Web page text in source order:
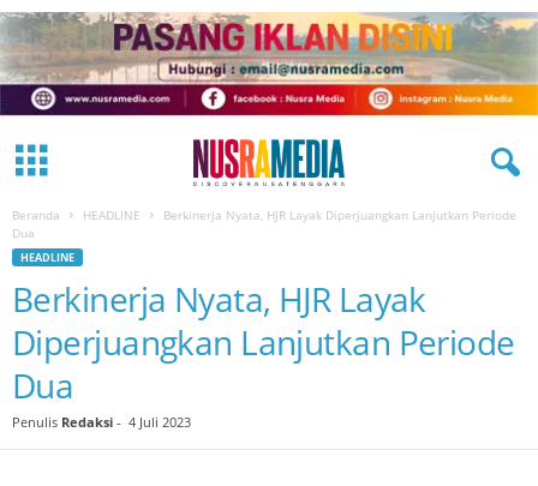
Beranda HEADLINE
Berkinerja Nyata, HJR Layak Diperjuangkan Lanjutkan Periode
Dua
HEADLINE
Berkinerja Nyata, HJR Layak
Diperjuangkan Lanjutkan Periode
Dua
Penulis Redaksi - 4 Juli 2023